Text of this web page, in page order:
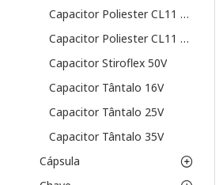
Capacitor Poliester CL11 400V
Capacitor Poliester CL11 63V
Capacitor Stiroflex 50V
Capacitor Tântalo 16V
Capacitor Tântalo 25V
Capacitor Tântalo 35V
Cápsula